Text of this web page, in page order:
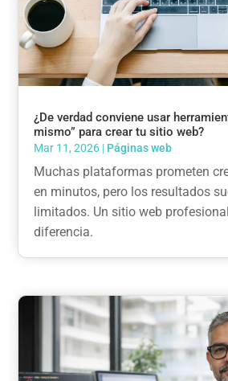
¿De verdad conviene usar
mismo” para crear tu sitio web?
Mar 11, 2026 | Páginas web
Muchas plataformas prometen
en minutos, pero los resultados
limitados. Un sitio web
diferencia.